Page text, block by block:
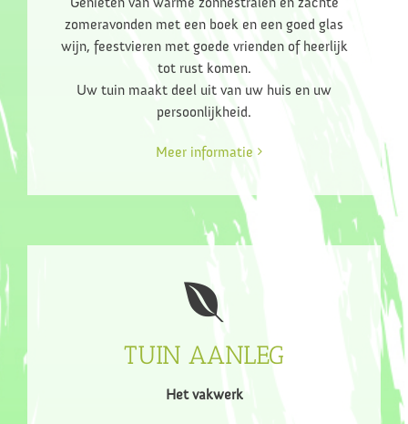
zomeravonden met een boek en een goed glas
wijn, feestvieren met goede vrienden of heerlijk
tot rust komen.
Uw tuin maakt deel uit van uw huis en uw
persoonlijkheid.
Meer informatie
TUIN AANLEG
Het vakwerk